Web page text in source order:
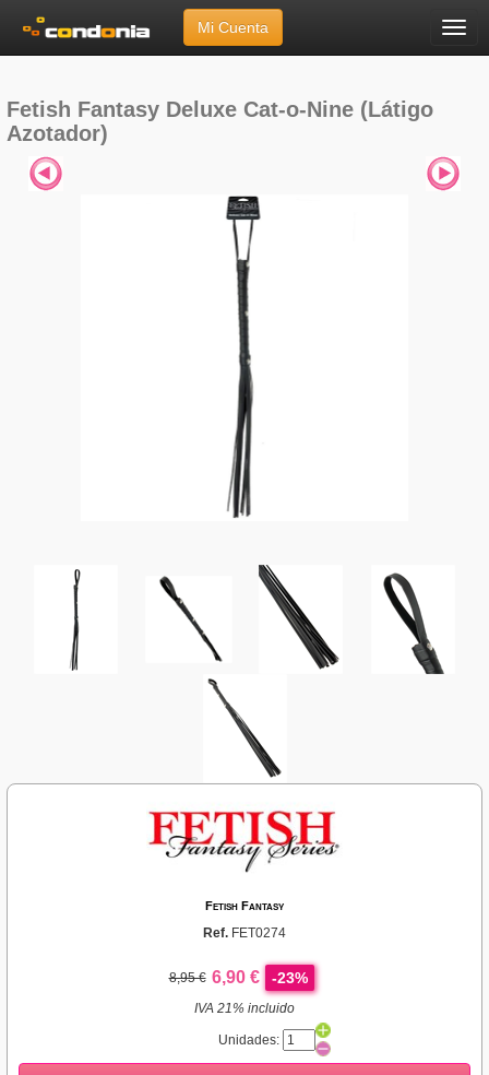
Menú
Mi Cuenta
Fetish Fantasy»Deluxe Cat-o-Nine (Látigo Azotador)
Fetish Fantasy Deluxe Cat-o-Nine (Látigo
Azotador)
Fetish Fantasy
Ref. FET0274
8,95 € 6,90 € -23%
IVA 21% incluido
Unidades: